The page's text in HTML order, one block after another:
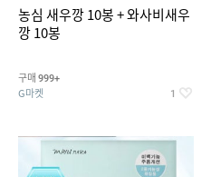
농심 새우깡 10봉 + 와사비새우
깡 10봉
구매 999+
G마켓 1